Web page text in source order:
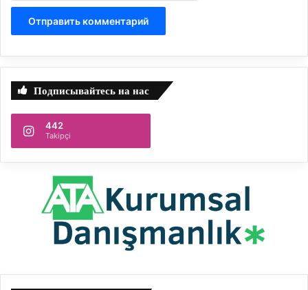
Подписывайтесь на нас
442
Takipçi